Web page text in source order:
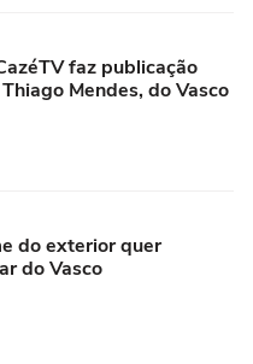
faz publicação
Mendes, do Vasco
do exterior quer
do Vasco